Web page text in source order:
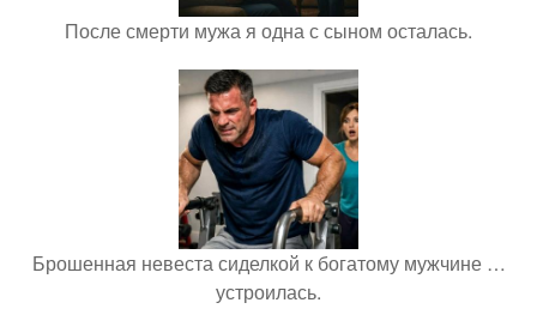
После смерти мужа я одна с сыном осталась.
Брошенная невеста сиделкой к богатому мужчине …
устроилась.